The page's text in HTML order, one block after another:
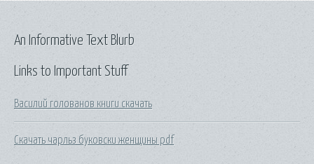
Links to Important Stuff
Василий голованов книги скачать
Скачать чарльз буковски женщины pdf
An Informative Text Blurb